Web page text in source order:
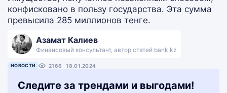
конфисковано в пользу государства. Эта сумма
превысила 285 миллионов тенге.
Азамат Калиев
Финансовый консультант, автор статей bank.kz
НОВОСТИ 2166 18.01.2024
Следите за трендами и выгодами!